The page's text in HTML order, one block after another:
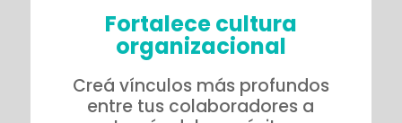
Fortalece cultura
organizacional
Creá vínculos más profundos
entre tus colaboradores a